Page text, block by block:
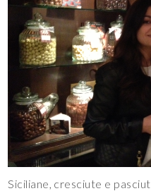
Siciliane, cresciute e